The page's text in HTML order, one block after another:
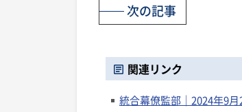
次の記事
関連リンク
統合幕僚監部｜2024年9